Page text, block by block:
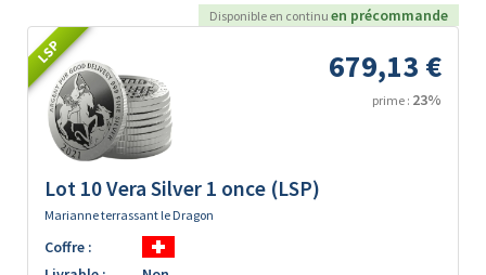
Disponible en continu en précommande
LSP 679,13 €
prime : 23%
Lot 10 Vera Silver 1 once (LSP)
Marianne terrassant le Dragon
Coffre :